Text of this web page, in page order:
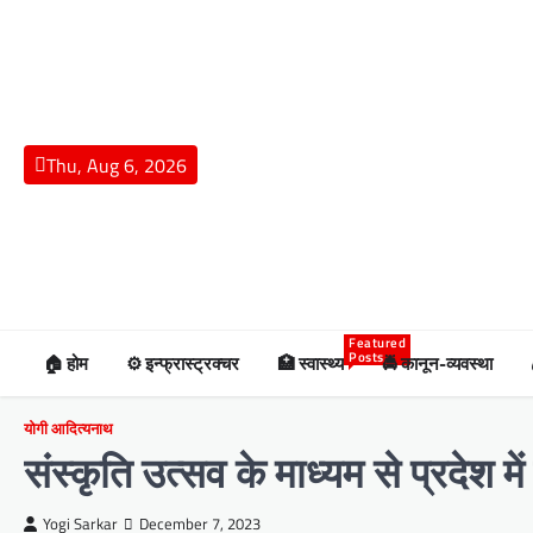
Thu, Aug 6, 2026
🏠 होम ⚙️ इन्फ्रास्ट्रक्चर 🏥 स्वास्थ्य
Featured
Posts🚔 कानून-व्यवस्था
योगी आदित्यनाथ
संस्कृति उत्सव के माध्यम से प्रदेश में
Yogi Sarkar December 7, 2023